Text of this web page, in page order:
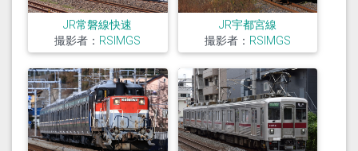
JR常磐線快速
撮影者： RSIMGS
JR宇都宮線
撮影者： RSIMGS